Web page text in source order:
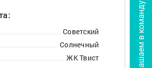
Приглашаем в команду
Советский
Солнечный
ЖК Твист